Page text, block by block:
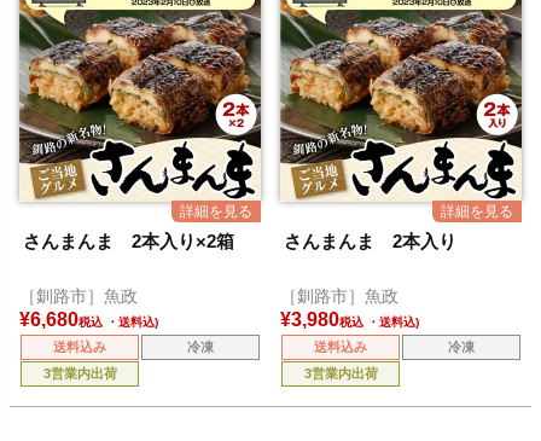
さんまんま 2本入り×2箱
［釧路市］魚政
¥6,680税込
送料込み
冷凍
3営業内出荷
さんまんま 2本入り
［釧路市］魚政
¥3,980税込
送料込み
冷凍
3営業内出荷